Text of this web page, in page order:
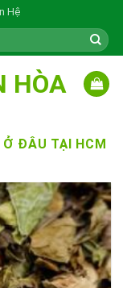
Hệ
HÒA
ĐÂU TẠI HCM